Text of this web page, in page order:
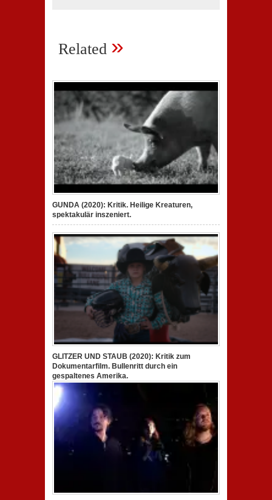
Related »
GUNDA (2020): Kritik. Heilige Kreaturen,
spektakulär inszeniert.
GLITZER UND STAUB (2020): Kritik zum
Dokumentarfilm. Bullenritt durch ein
gespaltenes Amerika.